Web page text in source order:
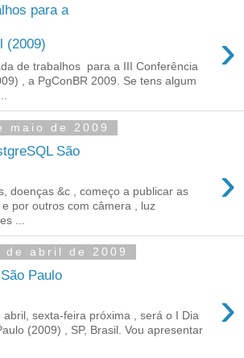
para a
(2009)
›
de trabalhos para a III Conferência
, a PgConBR 2009. Se tens algum
maio de 2009
São
›
doenças &c , começo a publicar as
por outros com câmera , luz
...
abril de 2009
Paulo
›
sexta-feira próxima , será o I Dia
(2009) , SP, Brasil. Vou apresentar